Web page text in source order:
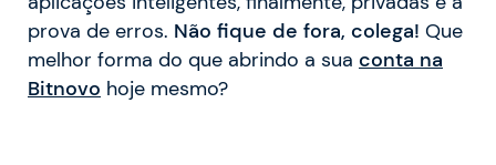
prova de erros. Não fique de fora, colega! Que
melhor forma do que abrindo a sua conta na
Bitnovo hoje mesmo?